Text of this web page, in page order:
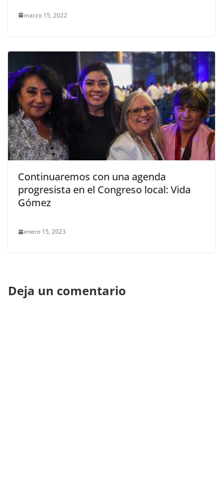
marzo 15, 2022
Continuaremos con una agenda
progresista en el Congreso local: Vida
Gómez
enero 15, 2023
Deja un comentario